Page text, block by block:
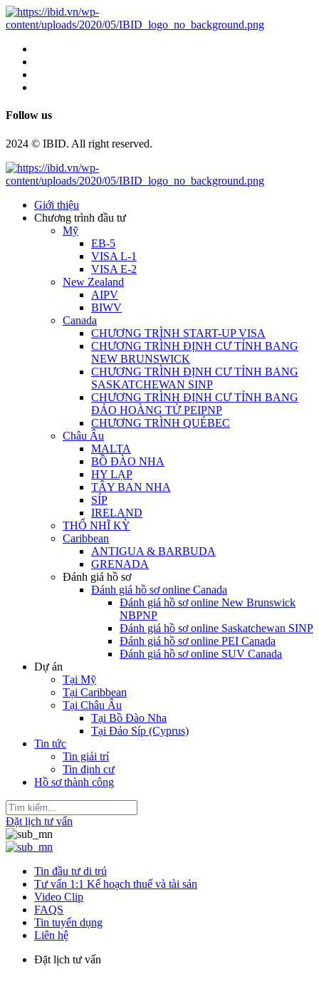
Follow us
2024 © IBID. All right reserved.
Giới thiệu
Chương trình đầu tư
Mỹ
EB-5
VISA L-1
VISA E-2
New Zealand
AIPV
BIWV
Canada
CHƯƠNG TRÌNH START-UP VISA
CHƯƠNG TRÌNH ĐỊNH CƯ TỈNH BANG
NEW BRUNSWICK
CHƯƠNG TRÌNH ĐỊNH CƯ TỈNH BANG
SASKATCHEWAN SINP
CHƯƠNG TRÌNH ĐỊNH CƯ TỈNH BANG
ĐẢO HOÀNG TỬ PEIPNP
CHƯƠNG TRÌNH QUÉBEC
Châu Âu
MALTA
BỒ ĐÀO NHA
HY LẠP
TÂY BAN NHA
SÍP
IRELAND
THỔ NHĨ KỲ
Caribbean
ANTIGUA & BARBUDA
GRENADA
Đánh giá hồ sơ
Đánh giá hồ sơ online Canada
Đánh giá hồ sơ online New Brunswick
NBPNP
Đánh giá hồ sơ online Saskatchewan SINP
Đánh giá hồ sơ online PEI Canada
Đánh giá hồ sơ online SUV Canada
Dự án
Tại Mỹ
Tại Caribbean
Tại Châu Âu
Tại Bồ Đào Nha
Tại Đảo Síp (Cyprus)
Tin tức
Tin giải trí
Tin định cư
Hồ sơ thành công
Đặt lịch tư vấn
Tin đầu tư di trú
Tư vấn 1:1 Kế hoạch thuế và tài sản
Video Clip
FAQS
Tin tuyển dụng
Liên hệ
Đặt lịch tư vấn